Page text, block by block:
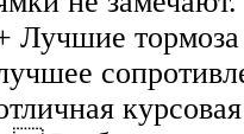
Лучшие